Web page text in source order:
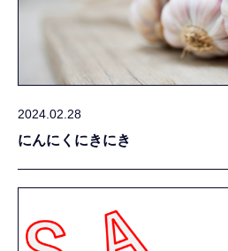
2024.02.28
にんにくにきにき